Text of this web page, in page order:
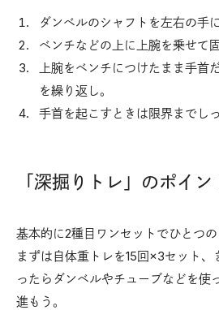
ダンベルのシャフトを左右の手に
ベンチなどの上に上腕を乗せて固
上腕をベンチにつけたまま手首
を繰り返し。
手首を起こすときは限界までしっ
「深掘りトレ」のポイン
基本的に2種目ワンセットでひとつの
まずは自体重トレを15回×3セット、
ったらダンベルやチューブなどを使
進もう。